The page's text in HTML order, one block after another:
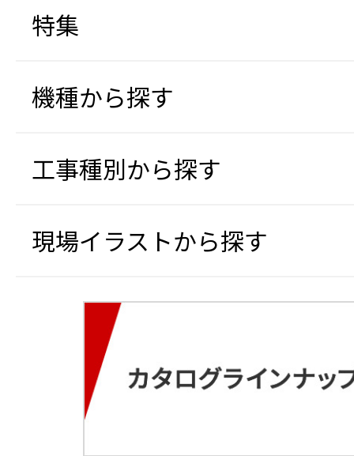
特集
機種から探す
工事種別から探す
現場イラストから探す